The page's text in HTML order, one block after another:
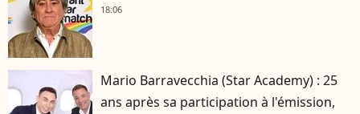
18:06
Mario Barravecchia (Star Academy) : 25
ans après sa participation à l'émission,